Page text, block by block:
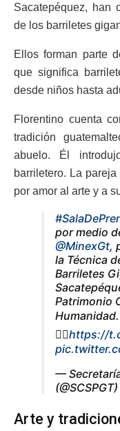
Sacatepéquez, han
de los barriletes
Ellos forman parte
que significa
desde niños hasta
Florentino cuenta
tradición
abuelo. Él
barriletero. La
por amor al arte y a
por medio
@MinexGt,
la Técnica
Barriletes
Patrimonio
👇🏻https://
—
(@SCSPGT)
Arte y